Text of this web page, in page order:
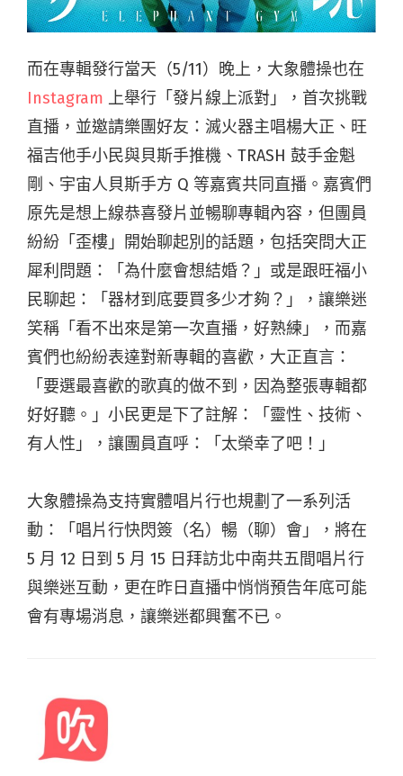
而在專輯發行當天（5/11）晚上，大象體操也在
Instagram 上舉行「發片線上派對」，首次挑戰
直播，並邀請樂團好友：滅火器主唱楊大正、旺
福吉他手小民與貝斯手推機、TRASH 鼓手金魁
剛、宇宙人貝斯手方 Q 等嘉賓共同直播。嘉賓們
原先是想上線恭喜發片並暢聊專輯內容，但團員
紛紛「歪樓」開始聊起別的話題，包括突問大正
犀利問題：「為什麼會想結婚？」或是跟旺福小
民聊起：「器材到底要買多少才夠？」，讓樂迷
笑稱「看不出來是第一次直播，好熟練」，而嘉
賓們也紛紛表達對新專輯的喜歡，大正直言：
「要選最喜歡的歌真的做不到，因為整張專輯都
好好聽。」小民更是下了註解：「靈性、技術、
有人性」，讓團員直呼：「太榮幸了吧！」
大象體操為支持實體唱片行也規劃了一系列活
動：「唱片行快閃簽（名）暢（聊）會」，將在
5 月 12 日到 5 月 15 日拜訪北中南共五間唱片行
與樂迷互動，更在昨日直播中悄悄預告年底可能
會有專場消息，讓樂迷都興奮不已。